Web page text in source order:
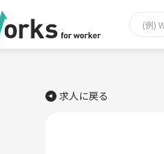
求人に戻る